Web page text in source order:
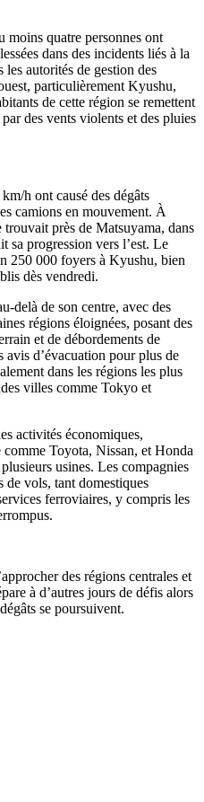
moins quatre personnes ont
dans des incidents liés à la
les autorités de gestion des
particulièrement Kyushu,
de cette région se remettent
des vents violents et des pluies
h ont causé des dégâts
camions en mouvement. À
près de Matsuyama, dans
sa progression vers l’est. Le
250 000 foyers à Kyushu, bien
dès vendredi.
delà de son centre, avec des
régions éloignées, posant des
et de débordements de
avis d’évacuation pour plus de
dans les régions les plus
villes comme Tokyo et
activités économiques,
comme Toyota, Nissan, et Honda
usines. Les compagnies
de vols, tant domestiques
ferroviaires, y compris les
des régions centrales et
à d’autres jours de défis alors
se poursuivent.